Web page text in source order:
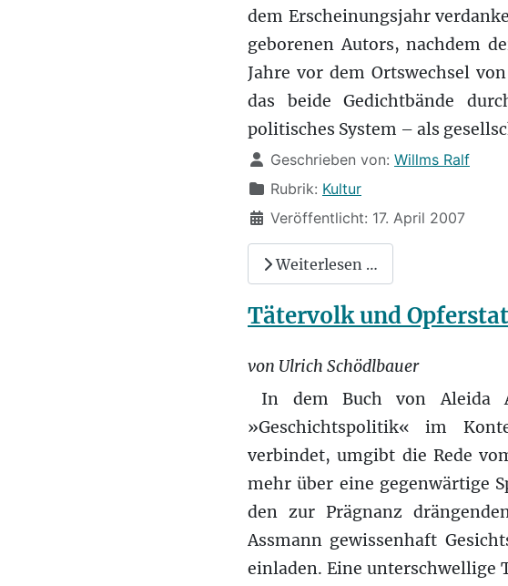
dem Erscheinungsjahr
geborenen Autors, nachdem
Jahre vor dem Ortswechsel
das beide Gedichtbände
politisches System – als
DetailsGeschrieben von: Willms Ralf
Rubrik: Kultur
Veröffentlicht: 17. April 2007
Weiterlesen …
Tätervolk und
von Ulrich Schödlbauer
In dem Buch von Aleida
»Geschichtspolitik« im
verbindet, umgibt die Rede
mehr über eine gegenwärtige
den zur Prägnanz
Assmann gewissenhaft
einladen. Eine unterschwellige